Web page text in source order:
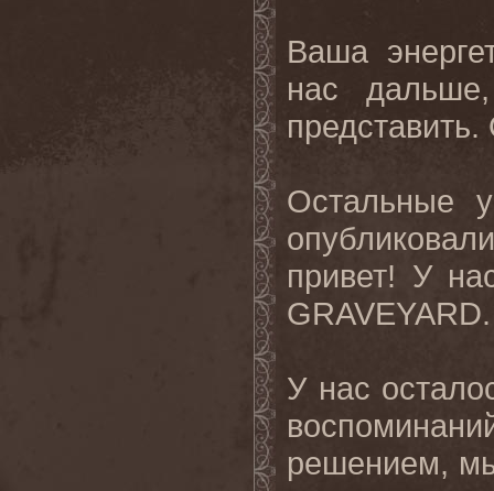
Ваша
нас
Остальные
привет! У
GRAVEYARD.
У нас
решением,